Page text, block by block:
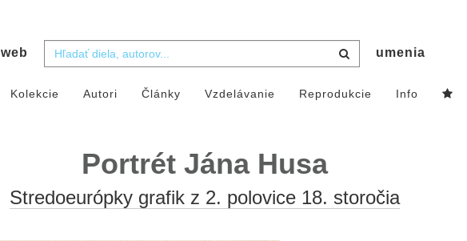
web umenia
Kolekcie Autori Články Vzdelávanie Reprodukcie Info
Portrét Jána Husa
Stredoeurópky grafik z 2. polovice 18. storočia